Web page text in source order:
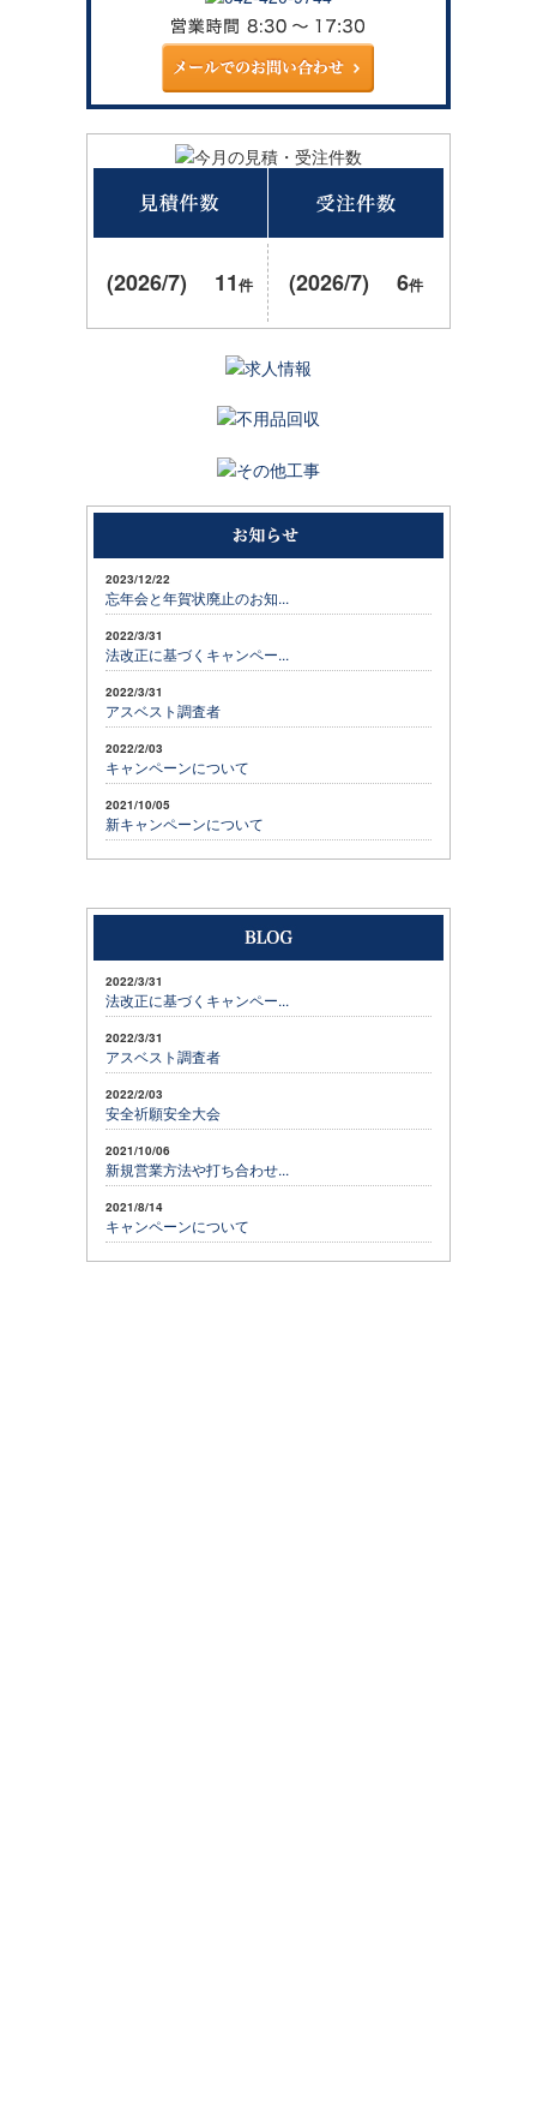
(2026/7) 11件 (2026/7) 6件
2023/12/22
忘年会と年賀状廃止のお知...
2022/3/31
法改正に基づくキャンペー...
2022/3/31
アスベスト調査者
2022/2/03
キャンペーンについて
2021/10/05
新キャンペーンについて
2022/3/31
法改正に基づくキャンペー...
2022/3/31
アスベスト調査者
2022/2/03
安全祈願安全大会
2021/10/06
新規営業方法や打ち合わせ...
2021/8/14
キャンペーンについて